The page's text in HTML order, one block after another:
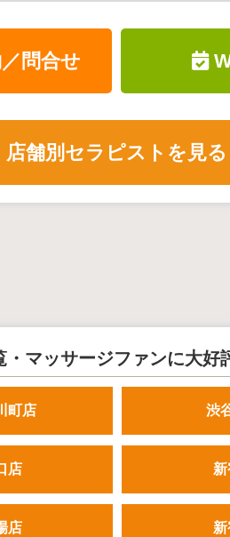
問合せ
店舗別セラピストを見る
マッサージファンに大好
町店 渋
店
店